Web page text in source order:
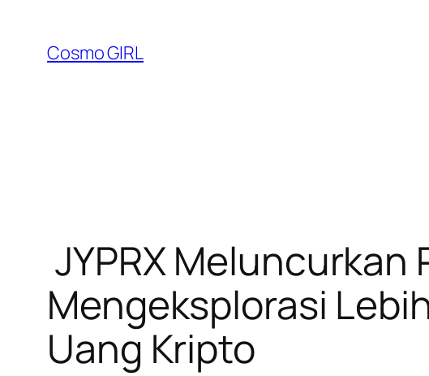
konten
Cosmo GIRL
JYPRX Meluncurkan
Mengeksplorasi
Uang Kripto